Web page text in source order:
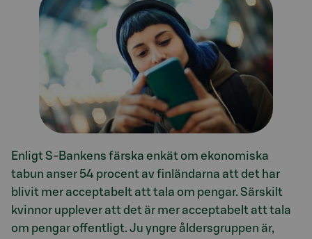
Enligt S-Bankens färska enkät om ekonomiska
tabun anser 54 procent av finländarna att det har
blivit mer acceptabelt att tala om pengar. Särskilt
kvinnor upplever att det är mer acceptabelt att tala
om pengar offentligt. Ju yngre åldersgruppen är,